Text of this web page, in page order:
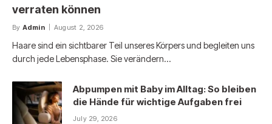
verraten können
By Admin August 2, 2026
Haare sind ein sichtbarer Teil unseres Körpers und begleiten uns
durch jede Lebensphase. Sie verändern…
Abpumpen mit Baby im Alltag: So bleiben
die Hände für wichtige Aufgaben frei
July 29, 2026